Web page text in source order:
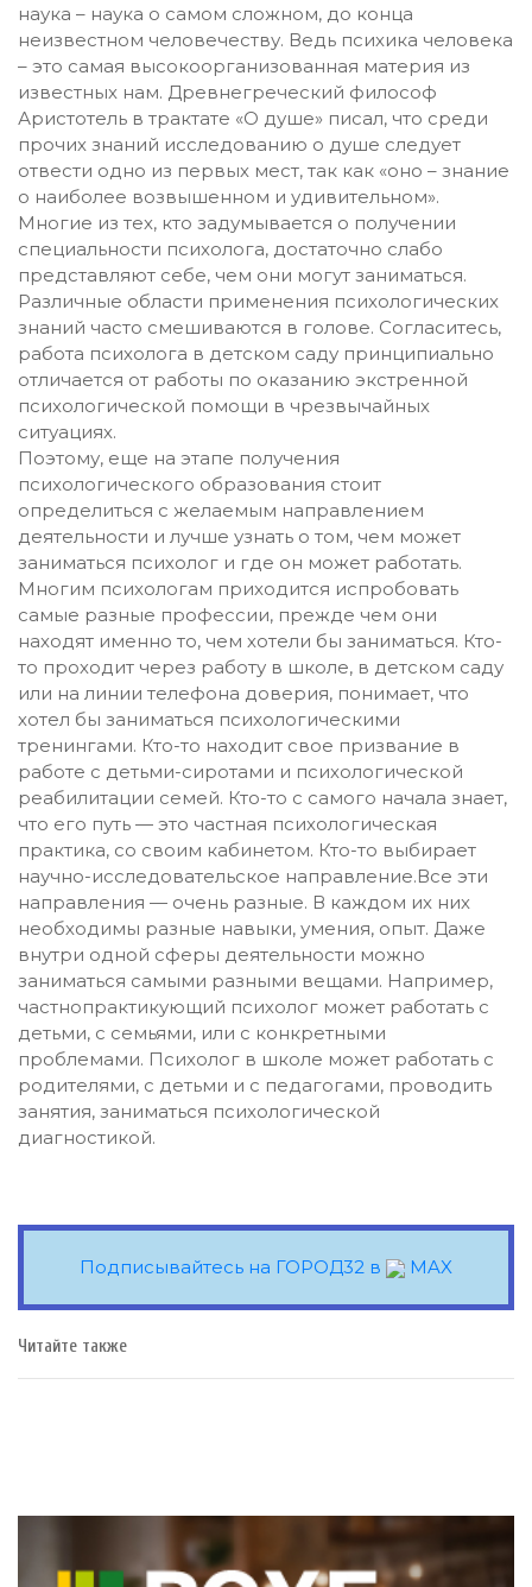
наука – наука о самом сложном, до конца
неизвестном человечеству. Ведь психика человека
– это самая высокоорганизованная материя из
известных нам. Древнегреческий философ
Аристотель в трактате «О душе» писал, что среди
прочих знаний исследованию о душе следует
отвести одно из первых мест, так как «оно – знание
о наиболее возвышенном и удивительном».
Многие из тех, кто задумывается о получении
специальности психолога, достаточно слабо
представляют себе, чем они могут заниматься.
Различные области применения психологических
знаний часто смешиваются в голове. Согласитесь,
работа психолога в детском саду принципиально
отличается от работы по оказанию экстренной
психологической помощи в чрезвычайных
ситуациях.
Поэтому, еще на этапе получения
психологического образования стоит
определиться с желаемым направлением
деятельности и лучше узнать о том, чем может
заниматься психолог и где он может работать.
Многим психологам приходится испробовать
самые разные профессии, прежде чем они
находят именно то, чем хотели бы заниматься. Кто-
то проходит через работу в школе, в детском саду
или на линии телефона доверия, понимает, что
хотел бы заниматься психологическими
тренингами. Кто-то находит свое призвание в
работе с детьми-сиротами и психологической
реабилитации семей. Кто-то с самого начала знает,
что его путь — это частная психологическая
практика, со своим кабинетом. Кто-то выбирает
научно-исследовательское направление.Все эти
направления — очень разные. В каждом их них
необходимы разные навыки, умения, опыт. Даже
внутри одной сферы деятельности можно
заниматься самыми разными вещами. Например,
частнопрактикующий психолог может работать с
детьми, с семьями, или с конкретными
проблемами. Психолог в школе может работать с
родителями, с детьми и с педагогами, проводить
занятия, заниматься психологической
диагностикой.
Подписывайтесь на ГОРОД32 в MAX
Читайте также